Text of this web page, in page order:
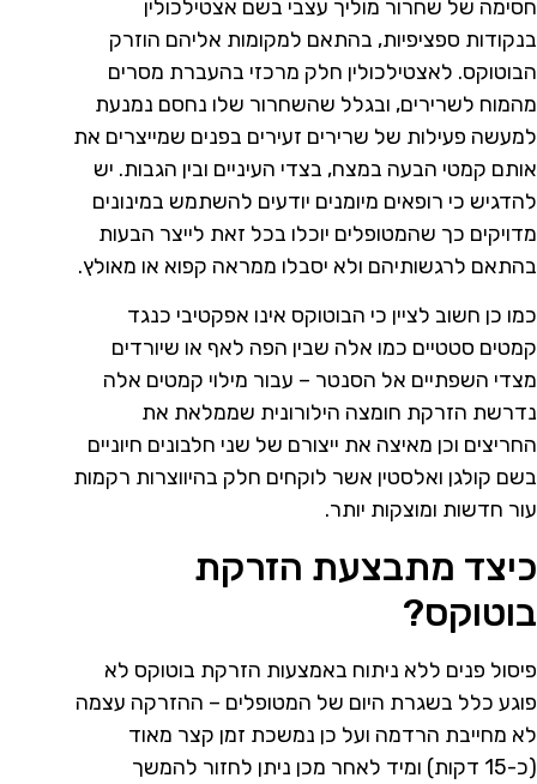
חסימה של שחרור מוליך עצבי בשם אצטילכולין
בנקודות ספציפיות, בהתאם למקומות אליהם הוזרק
הבוטוקס. לאצטילכולין חלק מרכזי בהעברת מסרים
מהמוח לשרירים, ובגלל שהשחרור שלו נחסם נמנעת
למעשה פעילות של שרירים זעירים בפנים שמייצרים את
אותם קמטי הבעה במצח, בצדי העיניים ובין הגבות. יש
להדגיש כי רופאים מיומנים יודעים להשתמש במינונים
מדויקים כך שהמטופלים יוכלו בכל זאת לייצר הבעות
בהתאם לרגשותיהם ולא יסבלו ממראה קפוא או מאולץ.
כמו כן חשוב לציין כי הבוטוקס אינו אפקטיבי כנגד
קמטים סטטיים כמו אלה שבין הפה לאף או שיורדים
מצדי השפתיים אל הסנטר – עבור מילוי קמטים אלה
נדרשת הזרקת חומצה הילורונית שממלאת את
החריצים וכן מאיצה את ייצורם של שני חלבונים חיוניים
בשם קולגן ואלסטין אשר לוקחים חלק בהיווצרות רקמות
עור חדשות ומוצקות יותר.
כיצד מתבצעת הזרקת
בוטוקס?
פיסול פנים ללא ניתוח באמצעות הזרקת בוטוקס לא
פוגע כלל בשגרת היום של המטופלים – ההזרקה עצמה
לא מחייבת הרדמה ועל כן נמשכת זמן קצר מאוד
(כ-15 דקות) ומיד לאחר מכן ניתן לחזור להמשך